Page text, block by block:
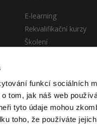
funkcí sociálních
tom, jak náš web
tyto údaje mohou
toho, že používáte
E-learning
Rekvalifikační kurzy
Školení